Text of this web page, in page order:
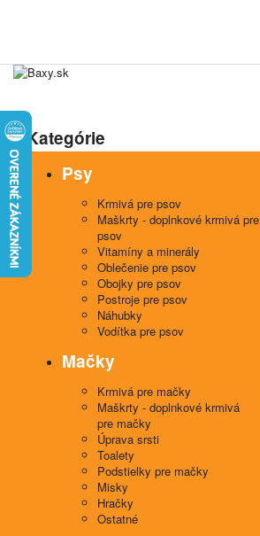
Kategórie
Psy
Krmivá pre psov
Maškrty - doplnkové krmivá pre
psov
Vitamíny a minerály
Oblečenie pre psov
Obojky pre psov
Postroje pre psov
Náhubky
Vodítka pre psov
Mačky
Krmivá pre mačky
Maškrty - doplnkové krmivá
pre mačky
Úprava srsti
Toalety
Podstielky pre mačky
Misky
Hračky
Ostatné